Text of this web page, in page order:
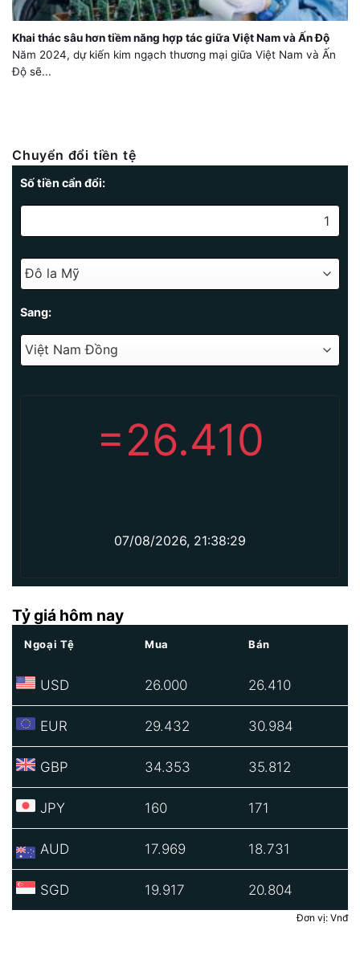
Khai thác sâu hơn tiềm năng hợp tác giữa Việt Nam và Ấn Độ
Năm 2024, dự kiến kim ngạch thương mại giữa Việt Nam và Ấn
Độ sẽ...
Chuyển đổi tiền tệ
Số tiền cẩn đổi:
Sang:
=26.410
07/08/2026, 21:38:29
Tỷ giá hôm nay
Ngoại Tệ Mua Bán
USD 26.000 26.410
EUR 29.432 30.984
GBP 34.353 35.812
JPY 160 171
AUD 17.969 18.731
SGD 19.917 20.804
Đơn vị: Vnđ